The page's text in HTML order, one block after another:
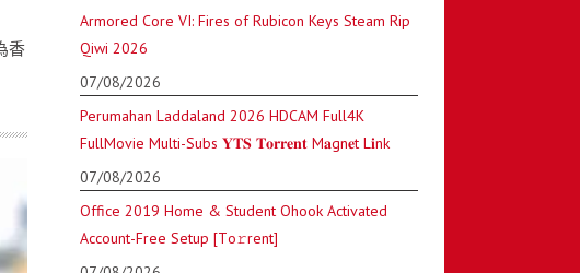
香
Armored Core VI: Fires of Rubicon Keys Steam Rip
Qiwi 2026
07/08/2026
Perumahan Laddaland 2026 HDCAM Full4K
FullMovie Multi-Subs 𝐘𝐓𝐒 𝐓𝐨𝐫𝐫𝐞𝐧𝐭 M𝐚gn𝐞t L𝐢nk
07/08/2026
Office 2019 Home & Student Ohook Activated
Account-Free Setup [Тo𝚛rent]